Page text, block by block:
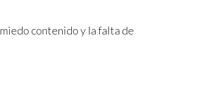
contenido y la falta de